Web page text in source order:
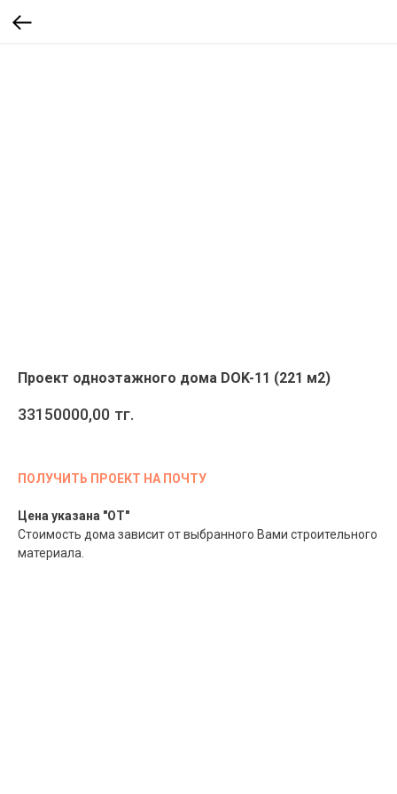
Проект одноэтажного дома DOK-11 (221 м2)
33150000,00 тг.
ПОЛУЧИТЬ ПРОЕКТ НА ПОЧТУ
Цена указана "ОТ"
Стоимость дома зависит от выбранного Вами строительного
материала.